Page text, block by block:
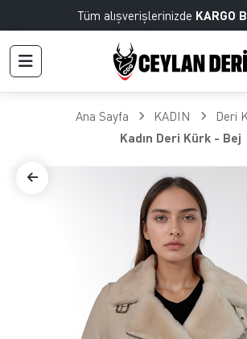
Tüm alışverişlerinizde KARGO
Ana Sayfa KADIN
Deri
Kadın Deri Kürk - Bej